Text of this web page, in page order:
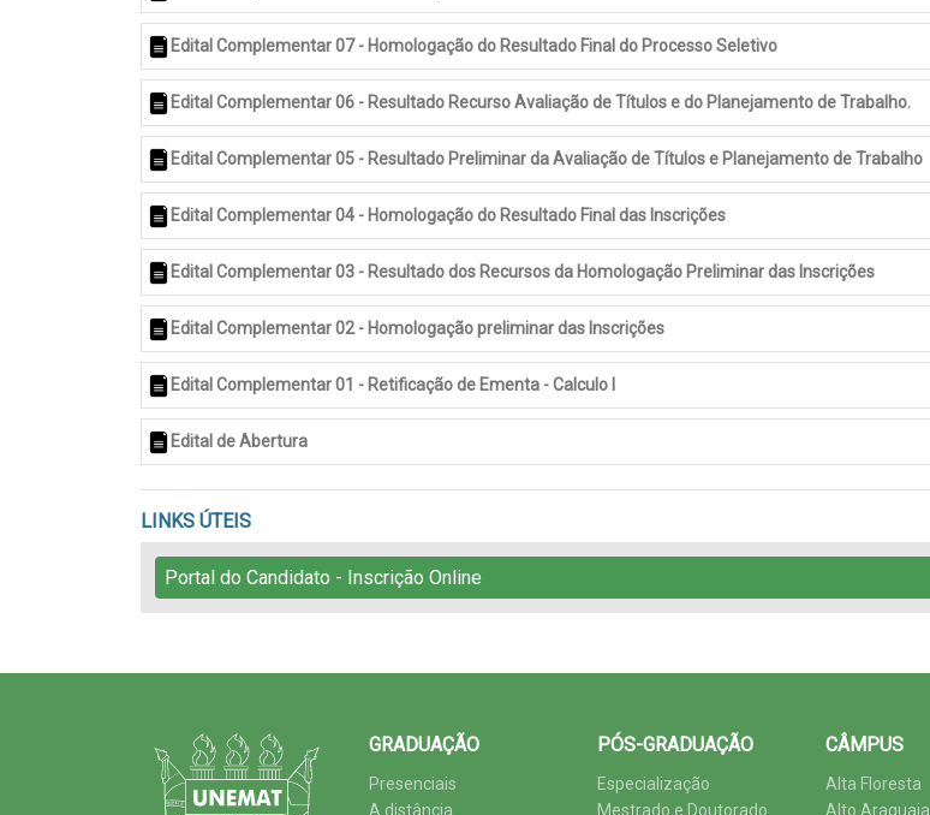
Edital Complementar 07 - Homologação do Resultado Final do Processo Seletivo
Edital Complementar 06 - Resultado Recurso Avaliação de Títulos e do Planejamento de Trabalho.
Edital Complementar 05 - Resultado Preliminar da Avaliação de Títulos e Planejamento de Trabalho
Edital Complementar 04 - Homologação do Resultado Final das Inscrições
Edital Complementar 03 - Resultado dos Recursos da Homologação Preliminar das Inscrições
Edital Complementar 02 - Homologação preliminar das Inscrições
Edital Complementar 01 - Retificação de Ementa - Calculo I
Edital de Abertura
LINKS ÚTEIS
Portal do Candidato - Inscrição Online
GRADUAÇÃO
Presenciais
A distância
PÓS-GRADUAÇÃO
Especialização
Mestrado e Doutorado
CÂMPUS
Alta Floresta
Alto Araguaia